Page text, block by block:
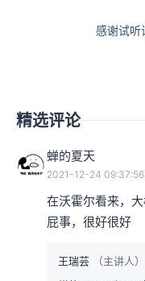
凯奇则说，他的作品
这我很清楚。只需几
然而，这类人对待世
杜尚持有了那种态度
一切全照自己的意
感谢试听
精选评论
蝉的夏天
2021-12-24 09:37:56
在沃霍尔看来，
屁事，很好很好
王瑞芸 （主讲人）